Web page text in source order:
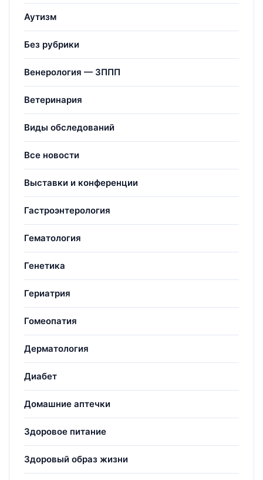
Аутизм
Без рубрики
Венерология — ЗППП
Ветеринария
Виды обследований
Все новости
Выставки и конференции
Гастроэнтерология
Гематология
Генетика
Гериатрия
Гомеопатия
Дерматология
Диабет
Домашние аптечки
Здоровое питание
Здоровый образ жизни